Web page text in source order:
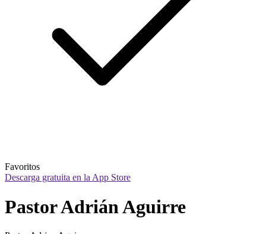
Favoritos
Descarga gratuita en la App Store
Pastor Adrián Aguirre